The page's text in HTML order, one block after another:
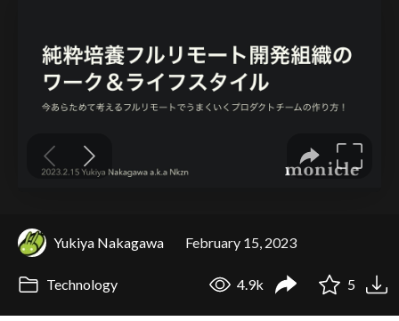
Yukiya Nakagawa February 15, 2023
Technology 4.9k 5